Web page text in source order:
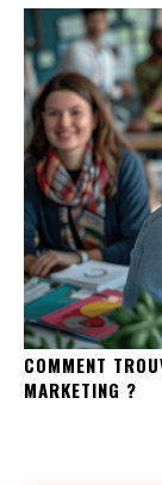
COMMENT
MARKETING ?